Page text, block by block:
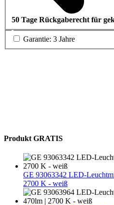
50 Tage Rückgaberecht für
Garantie: 3 Jahre
Produkt GRATIS
GE 93063342 LED-
2700 K - weiß